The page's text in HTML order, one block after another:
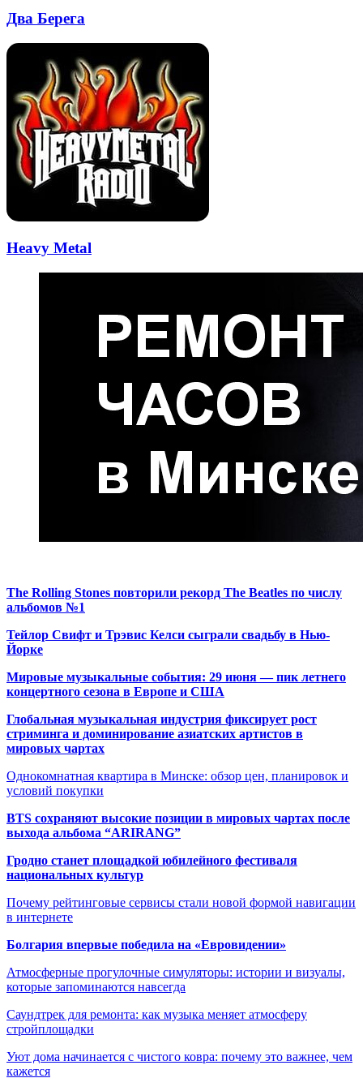
Два Берега
Heavy Metal
The Rolling Stones повторили рекорд The Beatles по числу
альбомов №1
Тейлор Свифт и Трэвис Келси сыграли свадьбу в Нью-
Йорке
Мировые музыкальные события: 29 июня — пик летнего
концертного сезона в Европе и США
Глобальная музыкальная индустрия фиксирует рост
стриминга и доминирование азиатских артистов в
мировых чартах
Однокомнатная квартира в Минске: обзор цен, планировок и
условий покупки
BTS сохраняют высокие позиции в мировых чартах после
выхода альбома “ARIRANG”
Гродно станет площадкой юбилейного фестиваля
национальных культур
Почему рейтинговые сервисы стали новой формой навигации
в интернете
Болгария впервые победила на «Евровидении»
Атмосферные прогулочные симуляторы: истории и визуалы,
которые запоминаются навсегда
Саундтрек для ремонта: как музыка меняет атмосферу
стройплощадки
Уют дома начинается с чистого ковра: почему это важнее, чем
кажется